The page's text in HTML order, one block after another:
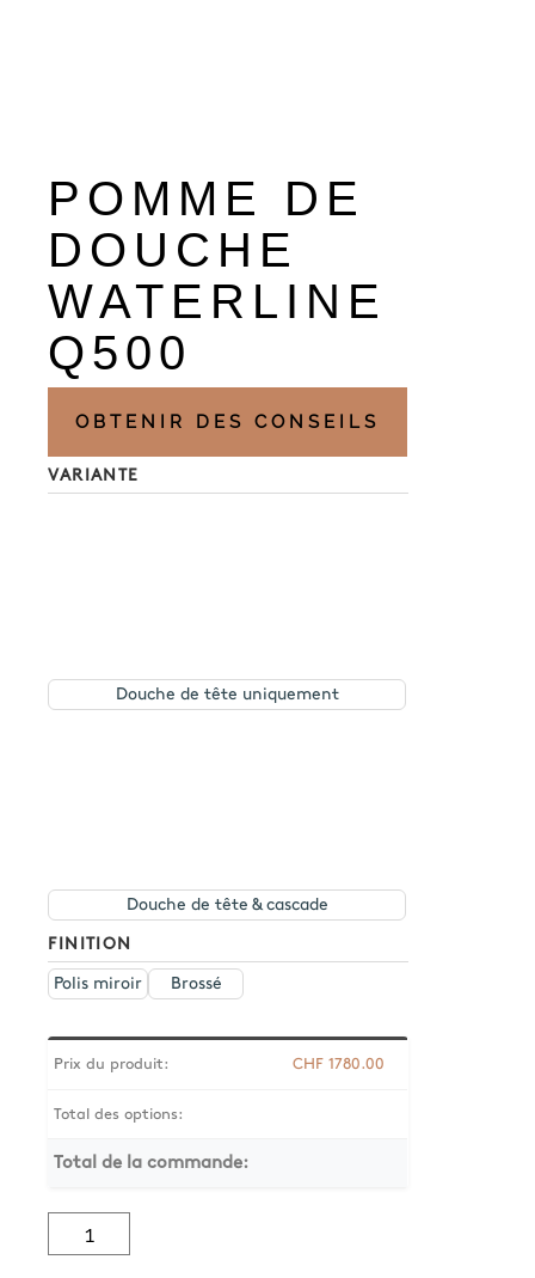
POMME DE
DOUCHE
WATERLINE
Q500
OBTENIR DES CONSEILS
VARIANTE
Douche de tête uniquement
Douche de tête & cascade
FINITION
Polis miroir Brossé
Prix du produit: CHF 1780.00
Total des options:
Total de la commande: